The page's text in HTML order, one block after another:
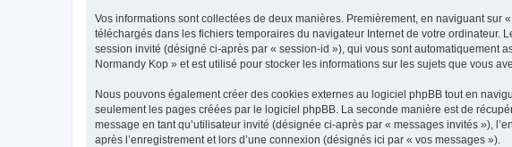
Vos informations sont collectées de deux manières. Premièrement, en naviguant
téléchargés dans les fichiers temporaires du navigateur Internet de votre ordinateur.
session invité (désigné ci-après par « session-id »), qui vous sont automatiquement
Normandy Kop » et est utilisé pour stocker les informations sur les sujets que vous
Nous pouvons également créer des cookies externes au logiciel phpBB tout en
seulement les pages créées par le logiciel phpBB. La seconde manière est de
message en tant qu’utilisateur invité (désignée ci-après par « messages invités »),
après l’enregistrement et lors d’une connexion (désignés ici par « vos messages »).